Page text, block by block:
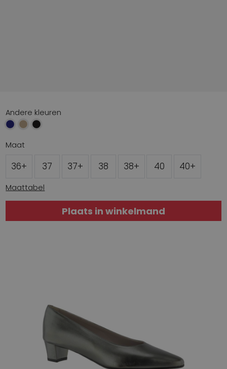
Andere kleuren
Maat
36+ 37 37+ 38 38+ 40 40+
Maattabel
Plaats in winkelmand